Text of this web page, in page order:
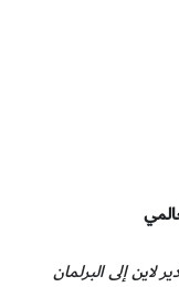
لاين إلى البرلمان